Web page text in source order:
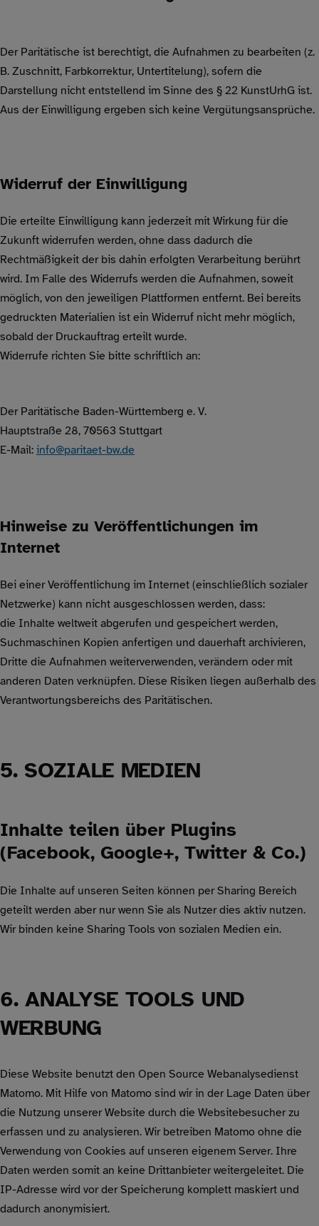
Der Paritätische ist berechtigt, die Aufnahmen zu bearbeiten (z.
B. Zuschnitt, Farbkorrektur, Untertitelung), sofern die
Darstellung nicht entstellend im Sinne des § 22 KunstUrhG ist.
Aus der Einwilligung ergeben sich keine Vergütungsansprüche.
Widerruf der Einwilligung
Die erteilte Einwilligung kann jederzeit mit Wirkung für die
Zukunft widerrufen werden, ohne dass dadurch die
Rechtmäßigkeit der bis dahin erfolgten Verarbeitung berührt
wird. Im Falle des Widerrufs werden die Aufnahmen, soweit
möglich, von den jeweiligen Plattformen entfernt. Bei bereits
gedruckten Materialien ist ein Widerruf nicht mehr möglich,
sobald der Druckauftrag erteilt wurde.
Widerrufe richten Sie bitte schriftlich an:
Der Paritätische Baden-Württemberg e. V.
Hauptstraße 28, 70563 Stuttgart
E-Mail: info@paritaet-bw.de
Hinweise zu Veröffentlichungen im
Internet
Bei einer Veröffentlichung im Internet (einschließlich sozialer
Netzwerke) kann nicht ausgeschlossen werden, dass:
die Inhalte weltweit abgerufen und gespeichert werden,
Suchmaschinen Kopien anfertigen und dauerhaft archivieren,
Dritte die Aufnahmen weiterverwenden, verändern oder mit
anderen Daten verknüpfen. Diese Risiken liegen außerhalb des
Verantwortungsbereichs des Paritätischen.
5. SOZIALE MEDIEN
Inhalte teilen über Plugins
(Facebook, Google+, Twitter & Co.)
Die Inhalte auf unseren Seiten können per Sharing Bereich
geteilt werden aber nur wenn Sie als Nutzer dies aktiv nutzen.
Wir binden keine Sharing Tools von sozialen Medien ein.
6. ANALYSE TOOLS UND
WERBUNG
Diese Website benutzt den Open Source Webanalysedienst
Matomo. Mit Hilfe von Matomo sind wir in der Lage Daten über
die Nutzung unserer Website durch die Websitebesucher zu
erfassen und zu analysieren. Wir betreiben Matomo ohne die
Verwendung von Cookies auf unseren eigenem Server. Ihre
Daten werden somit an keine Drittanbieter weitergeleitet. Die
IP-Adresse wird vor der Speicherung komplett maskiert und
dadurch anonymisiert.